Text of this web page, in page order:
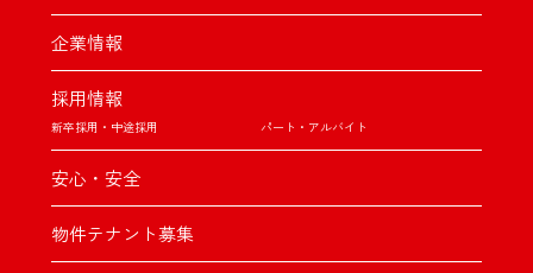
企業情報
採用情報
新卒採用・中途採用 パート・アルバイト
安心・安全
物件テナント募集